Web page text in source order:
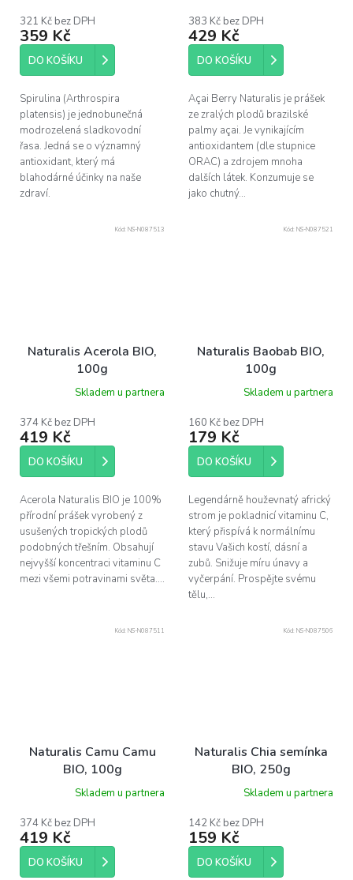
321 Kč bez DPH
359 Kč
DO KOŠÍKU
Spirulina (Arthrospira
platensis) je jednobunečná
modrozelená sladkovodní
řasa. Jedná se o významný
antioxidant, který má
blahodárné účinky na naše
zdraví.
383 Kč bez DPH
429 Kč
DO KOŠÍKU
Açai Berry Naturalis je prášek
ze zralých plodů brazilské
palmy açai. Je vynikajícím
antioxidantem (dle stupnice
ORAC) a zdrojem mnoha
dalších látek. Konzumuje se
jako chutný...
Naturalis Acerola BIO,
100g
Skladem u partnera
374 Kč bez DPH
419 Kč
DO KOŠÍKU
Acerola Naturalis BIO je 100%
přírodní prášek vyrobený z
usušených tropických plodů
podobných třešním. Obsahují
nejvyšší koncentraci vitaminu C
mezi všemi potravinami světa....
Kód: NS-N087513
Naturalis Baobab BIO,
100g
Skladem u partnera
160 Kč bez DPH
179 Kč
DO KOŠÍKU
Legendárně houževnatý africký
strom je pokladnicí vitaminu C,
který přispívá k normálnímu
stavu Vašich kostí, dásní a
zubů. Snižuje míru únavy a
vyčerpání. Prospějte svému
tělu,...
Kód: NS-N087521
Naturalis Camu Camu
BIO, 100g
Skladem u partnera
374 Kč bez DPH
419 Kč
DO KOŠÍKU
Kód: NS-N087511
Naturalis Chia semínka
BIO, 250g
Skladem u partnera
142 Kč bez DPH
159 Kč
DO KOŠÍKU
Kód: NS-N087506